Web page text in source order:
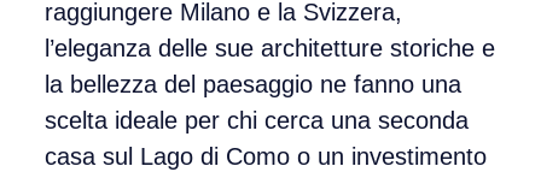
raggiungere Milano e la Svizzera,
l’eleganza delle sue architetture storiche e
la bellezza del paesaggio ne fanno una
scelta ideale per chi cerca una seconda
casa sul Lago di Comoo un investimento